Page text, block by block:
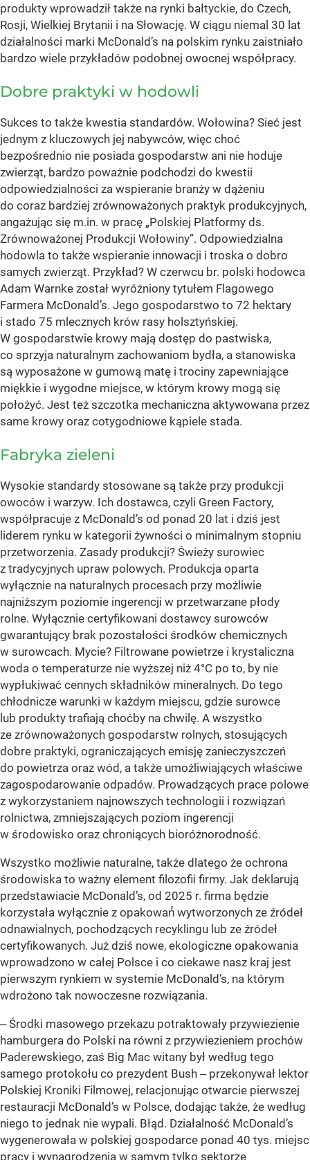
produkty wprowadził także na rynki bałtyckie, do Czech,
Rosji, Wielkiej Brytanii i na Słowację. W ciągu niemal 30 lat
działalności marki McDonald’s na polskim rynku zaistniało
bardzo wiele przykładów podobnej owocnej współpracy.
Dobre praktyki w hodowli
Sukces to także kwestia standardów. Wołowina? Sieć jest
jednym z kluczowych jej nabywców, więc choć
bezpośrednio nie posiada gospodarstw ani nie hoduje
zwierząt, bardzo poważnie podchodzi do kwestii
odpowiedzialności za wspieranie branży w dążeniu
do coraz bardziej zrównoważonych praktyk produkcyjnych,
angażując się m.in. w pracę „Polskiej Platformy ds.
Zrównoważonej Produkcji Wołowiny”. Odpowiedzialna
hodowla to także wspieranie innowacji i troska o dobro
samych zwierząt. Przykład? W czerwcu br. polski hodowca
Adam Warnke został wyróżniony tytułem Flagowego
Farmera McDonald’s. Jego gospodarstwo to 72 hektary
i stado 75 mlecznych krów rasy holsztyńskiej.
W gospodarstwie krowy mają dostęp do pastwiska,
co sprzyja naturalnym zachowaniom bydła, a stanowiska
są wyposażone w gumową matę i trociny zapewniające
miękkie i wygodne miejsce, w którym krowy mogą się
położyć. Jest też szczotka mechaniczna aktywowana przez
same krowy oraz cotygodniowe kąpiele stada.
Fabryka zieleni
Wysokie standardy stosowane są także przy produkcji
owoców i warzyw. Ich dostawca, czyli Green Factory,
współpracuje z McDonald’s od ponad 20 lat i dziś jest
liderem rynku w kategorii żywności o minimalnym stopniu
przetworzenia. Zasady produkcji? Świeży surowiec
z tradycyjnych upraw polowych. Produkcja oparta
wyłącznie na naturalnych procesach przy możliwie
najniższym poziomie ingerencji w przetwarzane płody
rolne. Wyłącznie certyfikowani dostawcy surowców
gwarantujący brak pozostałości środków chemicznych
w surowcach. Mycie? Filtrowane powietrze i krystaliczna
woda o temperaturze nie wyższej niż 4°C po to, by nie
wypłukiwać cennych składników mineralnych. Do tego
chłodnicze warunki w każdym miejscu, gdzie surowce
lub produkty trafiają choćby na chwilę. A wszystko
ze zrównoważonych gospodarstw rolnych, stosujących
dobre praktyki, ograniczających emisję zanieczyszczeń
do powietrza oraz wód, a także umożliwiających właściwe
zagospodarowanie odpadów. Prowadzących prace polowe
z wykorzystaniem najnowszych technologii i rozwiązań
rolnictwa, zmniejszających poziom ingerencji
w środowisko oraz chroniących bioróżnorodność.
Wszystko możliwie naturalne, także dlatego że ochrona
środowiska to ważny element filozofii firmy. Jak deklarują
przedstawiacie McDonald’s, od 2025 r. firma będzie
korzystała wyłącznie z opakowań́ wytworzonych ze źródeł
odnawialnych, pochodzących recyklingu lub ze źródeł
certyfikowanych. Już dziś nowe, ekologiczne opakowania
wprowadzono w całej Polsce i co ciekawe nasz kraj jest
pierwszym rynkiem w systemie McDonald’s, na którym
wdrożono tak nowoczesne rozwiązania.
‒ Środki masowego przekazu potraktowały przywiezienie
hamburgera do Polski na równi z przywiezieniem prochów
Paderewskiego, zaś Big Mac witany był według tego
samego protokołu co prezydent Bush ‒ przekonywał lektor
Polskiej Kroniki Filmowej, relacjonując otwarcie pierwszej
restauracji McDonald’s w Polsce, dodając także, że według
niego to jednak nie wypali. Błąd. Działalność McDonald’s
wygenerowała w polskiej gospodarce ponad 40 tys. miejsc
pracy i wynagrodzenia w samym tylko sektorze